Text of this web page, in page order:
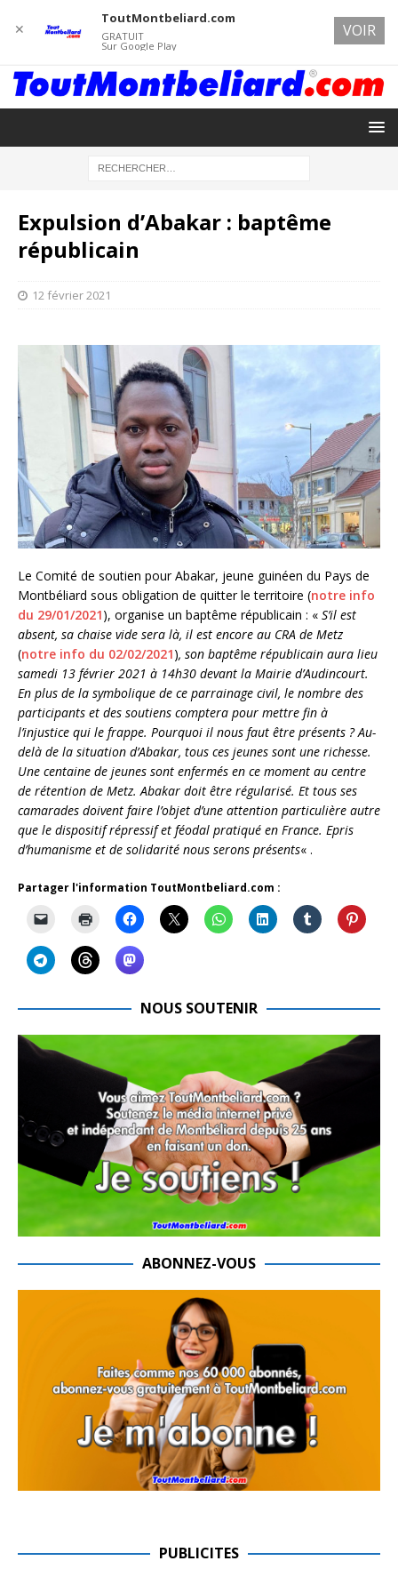
Expulsion d’Abakar : baptême
républicain
12 février 2021
Le Comité de soutien pour Abakar, jeune guinéen du Pays de
Montbéliard sous obligation de quitter le territoire (notre info
du 29/01/2021), organise un baptême républicain : « S’il est
absent, sa chaise vide sera là, il est encore au CRA de Metz
(notre info du 02/02/2021), son baptême républicain aura lieu
samedi 13 février 2021 à 14h30 devant la Mairie d’Audincourt.
En plus de la symbolique de ce parrainage civil, le nombre des
participants et des soutiens comptera pour mettre fin à
l’injustice qui le frappe. Pourquoi il nous faut être présents ? Au-
delà de la situation d’Abakar, tous ces jeunes sont une richesse.
Une centaine de jeunes sont enfermés en ce moment au centre
de rétention de Metz. Abakar doit être régularisé. Et tous ses
camarades doivent faire l’objet d’une attention particulière autre
que le dispositif répressif et féodal pratiqué en France. Epris
d’humanisme et de solidarité nous serons présents« .
Partager l'information ToutMontbeliard.com :
NOUS SOUTENIR
ABONNEZ-VOUS
PUBLICITES
✕
ToutMontbeliard.com
GRATUIT
Sur Google Play
VOIR